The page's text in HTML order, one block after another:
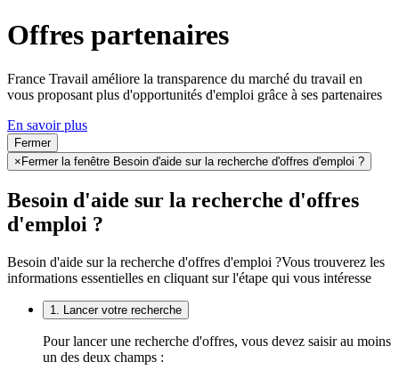
Offres partenaires
France Travail améliore la transparence du marché du travail en
vous proposant plus d'opportunités d'emploi grâce à ses partenaires
En savoir plus
Fermer
×Fermer la fenêtre Besoin d'aide sur la recherche d'offres d'emploi ?
Besoin d'aide sur la recherche d'offres
d'emploi ?
Besoin d'aide sur la recherche d'offres d'emploi ?Vous trouverez les
informations essentielles en cliquant sur l'étape qui vous intéresse
1. Lancer votre recherche
Pour lancer une recherche d'offres, vous devez saisir au moins
un des deux champs :